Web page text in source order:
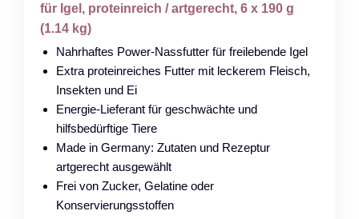
für Igel, proteinreich / artgerecht, 6 x 190 g
(1.14 kg)
Nahrhaftes Power-Nassfutter für freilebende Igel
Extra proteinreiches Futter mit leckerem Fleisch,
Insekten und Ei
Energie-Lieferant für geschwächte und
hilfsbedürftige Tiere
Made in Germany: Zutaten und Rezeptur
artgerecht ausgewählt
Frei von Zucker, Gelatine oder
Konservierungsstoffen